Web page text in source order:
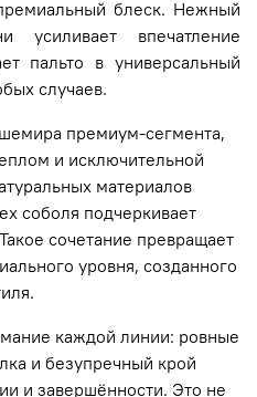
блеск. Нежный
усиливает впечатление
пальто в универсальный
случаев.
премиум-сегмента,
и исключительной
материалов
соболя подчеркивает
сочетание превращает
уровня, созданного
каждой линии: ровные
и безупречный крой
и завершённости. Это не